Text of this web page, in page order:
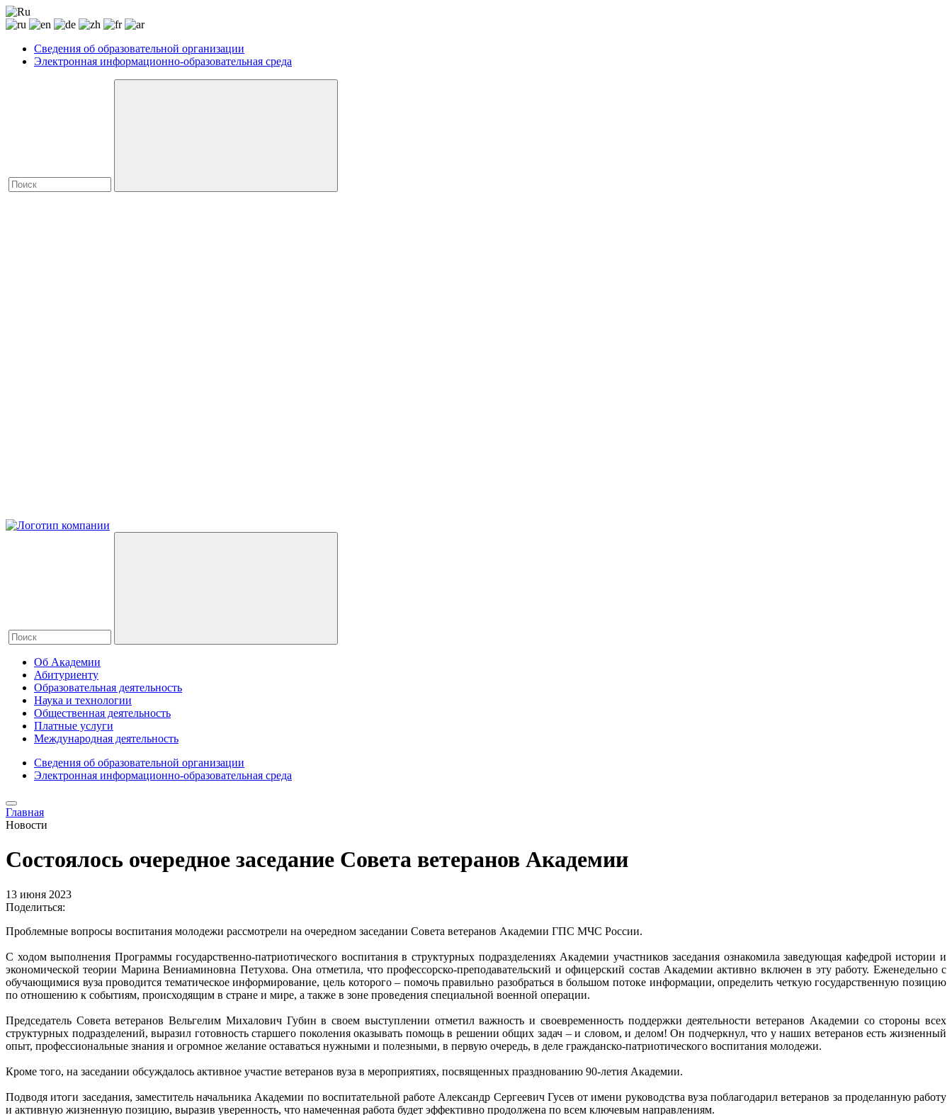
Сведения об образовательной организации
Электронная информационно-образовательная среда
Об Академии
Абитуриенту
Образовательная деятельность
Наука и технологии
Общественная деятельность
Платные услуги
Международная деятельность
Сведения об образовательной организации
Электронная информационно-образовательная среда
Главная
Новости
Состоялось очередное заседание Совета ветеранов Академии
13 июня 2023
Поделиться:
Проблемные вопросы воспитания молодежи рассмотрели на очередном заседании Совета ветеранов Академии ГПС МЧС России.
С ходом выполнения Программы государственно-патриотического воспитания в структурных подразделениях Академии участников заседания ознакомила заведующая кафедрой истории и
экономической теории Марина Вениаминовна Петухова. Она отметила, что профессорско-преподавательский и офицерский состав Академии активно включен в эту работу. Еженедельно с
обучающимися вуза проводится тематическое информирование, цель которого – помочь правильно разобраться в большом потоке информации, определить четкую государственную позицию
по отношению к событиям, происходящим в стране и мире, а также в зоне проведения специальной военной операции.
Председатель Совета ветеранов Вельгелим Михалович Губин в своем выступлении отметил важность и своевременность поддержки деятельности ветеранов Академии со стороны всех
структурных подразделений, выразил готовность старшего поколения оказывать помощь в решении общих задач – и словом, и делом! Он подчеркнул, что у наших ветеранов есть жизненный
опыт, профессиональные знания и огромное желание оставаться нужными и полезными, в первую очередь, в деле гражданско-патриотического воспитания молодежи.
Кроме того, на заседании обсуждалось активное участие ветеранов вуза в мероприятиях, посвященных празднованию 90-летия Академии.
Подводя итоги заседания, заместитель начальника Академии по воспитательной работе Александр Сергеевич Гусев от имени руководства вуза поблагодарил ветеранов за проделанную работу
и активную жизненную позицию, выразив уверенность, что намеченная работа будет эффективно продолжена по всем ключевым направлениям.